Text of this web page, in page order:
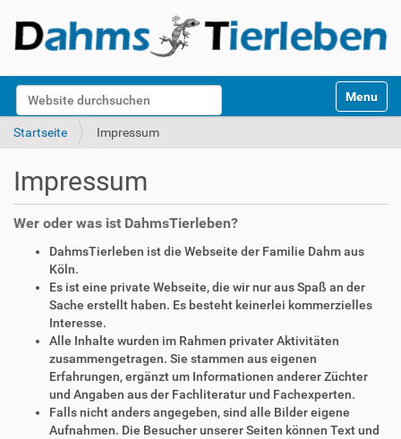
Website durchsuchen
k
Toggle
Startseite Impressum
Impressum
Wer oder was ist DahmsTierleben?
DahmsTierleben ist die Webseite der Familie Dahm aus
Köln.
Es ist eine private Webseite, die wir nur aus Spaß an der
Sache erstellt haben. Es besteht keinerlei kommerzielles
Interesse.
Alle Inhalte wurden im Rahmen privater Aktivitäten
zusammengetragen. Sie stammen aus eigenen
Erfahrungen, ergänzt um Informationen anderer Züchter
und Angaben aus der Fachliteratur und Fachexperten.
Falls nicht anders angegeben, sind alle Bilder eigene
Aufnahmen. Die Besucher unserer Seiten können Text und